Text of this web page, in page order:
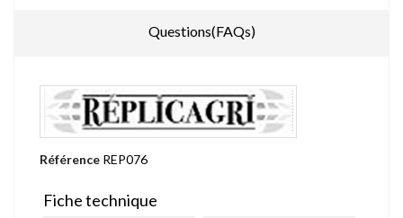
Questions(FAQs)
Référence REP076
Fiche technique